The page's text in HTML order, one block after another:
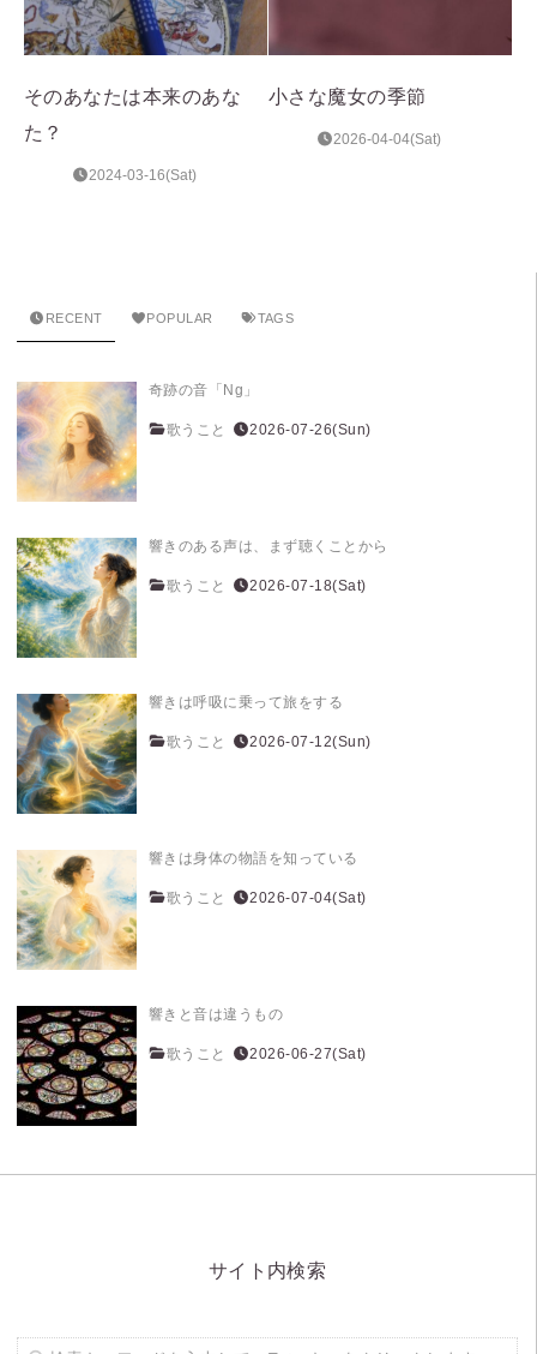
そのあなたは本来のあな
た？
2024-03-16(Sat)
小さな魔女の季節
2026-04-04(Sat)
RECENT POPULAR TAGS
奇跡の音「Ng」
歌うこと 2026-07-26(Sun)
響きのある声は、まず聴くことから
歌うこと 2026-07-18(Sat)
響きは呼吸に乗って旅をする
歌うこと 2026-07-12(Sun)
響きは身体の物語を知っている
歌うこと 2026-07-04(Sat)
響きと音は違うもの
歌うこと 2026-06-27(Sat)
サイト内検索